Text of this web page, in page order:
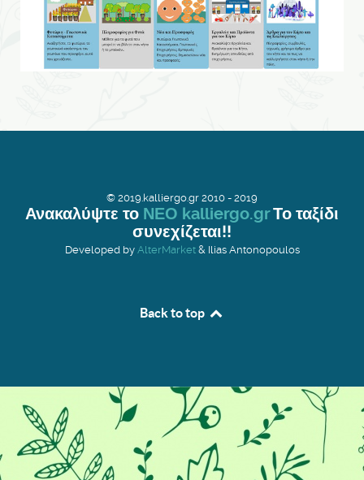
© 2019.kalliergo.gr 2010 - 2019
Ανακαλύψτε το ΝΕΟ kalliergo.grΤο ταξίδι
συνεχίζεται!!
Developed by AlterMarket& Ilias Antonopoulos
Back to top